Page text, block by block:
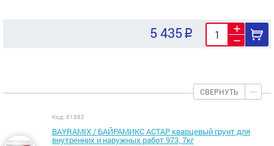
5 435
СВЕРНУТЬ
Код: 61882
BAYRAMIX / БАЙРАМИКС АСТАР кварцевый грунт для
внутренних и наружных работ 973, 7кг